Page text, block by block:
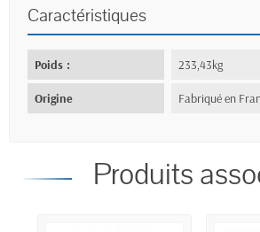
Caractéristiques
Poids : 233,43kg
Origine Fabriqué en
Produits